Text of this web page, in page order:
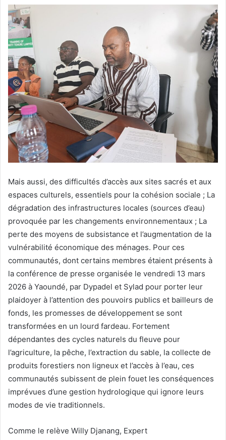
Mais aussi, des difficultés d’accès aux sites sacrés et aux
espaces culturels, essentiels pour la cohésion sociale ; La
dégradation des infrastructures locales (sources d’eau)
provoquée par les changements environnementaux ; La
perte des moyens de subsistance et l’augmentation de la
vulnérabilité économique des ménages. Pour ces
communautés, dont certains membres étaient présents à
la conférence de presse organisée le vendredi 13 mars
2026 à Yaoundé, par Dypadel et Sylad pour porter leur
plaidoyer à l’attention des pouvoirs publics et bailleurs de
fonds, les promesses de développement se sont
transformées en un lourd fardeau. Fortement
dépendantes des cycles naturels du fleuve pour
l’agriculture, la pêche, l’extraction du sable, la collecte de
produits forestiers non ligneux et l’accès à l’eau, ces
communautés subissent de plein fouet les conséquences
imprévues d’une gestion hydrologique qui ignore leurs
modes de vie traditionnels.
Comme le relève Willy Djanang, Expert